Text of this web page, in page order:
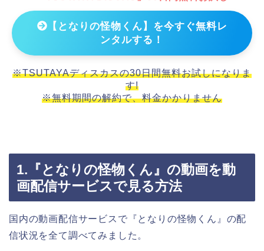
【となりの怪物くん】を今すぐ無料レ
ンタルする！
※TSUTAYAディスカスの30日間無料お試しになりま
す!
※無料期間の解約で、料金かかりません
1.『となりの怪物くん』の動画を動
画配信サービスで見る方法
国内の動画配信サービスで『となりの怪物くん』の配
信状況を全て調べてみました。